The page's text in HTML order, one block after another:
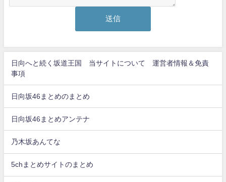
日向へと続く坂道王国 当サイトについて 運営者情報＆免責
事項
日向坂46まとめのまとめ
日向坂46まとめアンテナ
乃木坂あんてな
5chまとめサイトのまとめ